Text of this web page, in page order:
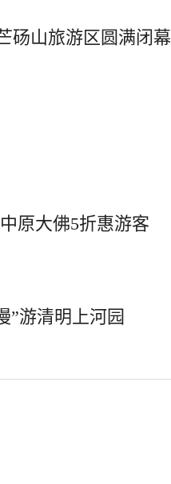
砀山旅游区圆满闭幕
原大佛5折惠游客
”游清明上河园